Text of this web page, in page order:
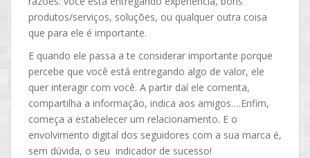
produtos/serviços, soluções, ou qualquer outra coisa
que para ele é importante.
E quando ele passa a te considerar importante porque
percebe que você está entregando algo de valor, ele
quer interagir com você. A partir daí ele comenta,
compartilha a informação, indica aos amigos….Enfim,
começa a estabelecer um relacionamento. E o
envolvimento digital dos seguidores com a sua marca é,
sem dúvida, o seu indicador de sucesso!